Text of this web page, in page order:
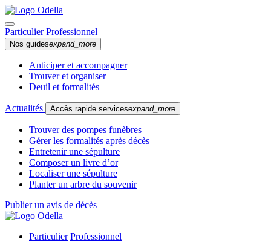
Particulier Professionnel
Nos guidesexpand_more
Anticiper et accompagner
Trouver et organiser
Deuil et formalités
Actualités Accès rapide servicesexpand_more
Trouver des pompes funèbres
Gérer les formalités après décès
Entretenir une sépulture
Composer un livre d’or
Localiser une sépulture
Planter un arbre du souvenir
Publier un avis de décès
Particulier Professionnel